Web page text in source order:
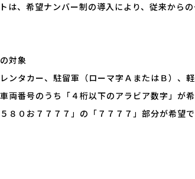
は、希望ナンバー制の導入により、従来から
対象
ンタカー、駐留軍（ローマ字ＡまたはＢ）、
両番号のうち「４桁以下のアラビア数字」が希
０お７７７７」の「７７７７」部分が希望で